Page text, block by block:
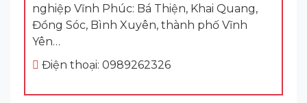
nghiệp Vĩnh Phúc: Bá Thiện, Khai Quang,
Đồng Sóc, Bình Xuyên, thành phố Vĩnh
Yên…
Điện thoại: 0989262326